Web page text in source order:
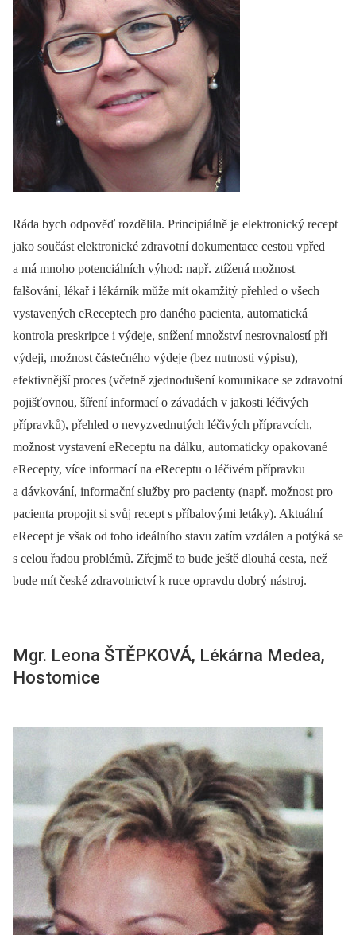
Ráda bych odpověď rozdělila. Principiálně je elektronický recept
jako součást elektronické zdravotní dokumentace cestou vpřed
a má mnoho potenciálních výhod: např. ztížená možnost
falšování, lékař i lékárník může mít okamžitý přehled o všech
vystavených eReceptech pro daného pacienta, automatická
kontrola preskripce i výdeje, snížení množství nesrovnalostí při
výdeji, možnost částečného výdeje (bez nutnosti výpisu),
efektivnější proces (včetně zjednodušení komunikace se zdravotní
pojišťovnou, šíření informací o závadách v jakosti léčivých
přípravků), přehled o nevyzvednutých léčivých přípravcích,
možnost vystavení eReceptu na dálku, automaticky opakované
eRecepty, více informací na eReceptu o léčivém přípravku
a dávkování, informační služby pro pacienty (např. možnost pro
pacienta propojit si svůj recept s příbalovými letáky). Aktuální
eRecept je však od toho ideálního stavu zatím vzdálen a potýká se
s celou řadou problémů. Zřejmě to bude ještě dlouhá cesta, než
bude mít české zdravotnictví k ruce opravdu dobrý nástroj.
Mgr. Leona ŠTĚPKOVÁ, Lékárna Medea,
Hostomice